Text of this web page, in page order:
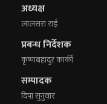
अध्यक्ष
लालसरा राई
प्रबन्ध निर्देशक
कृष्णबहादुर कार्की
सम्पादक
दिपा सुनुवार